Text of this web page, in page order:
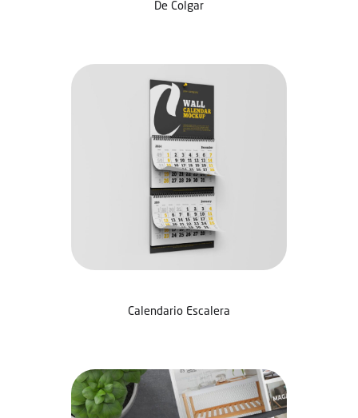
De Colgar
Calendario Escalera